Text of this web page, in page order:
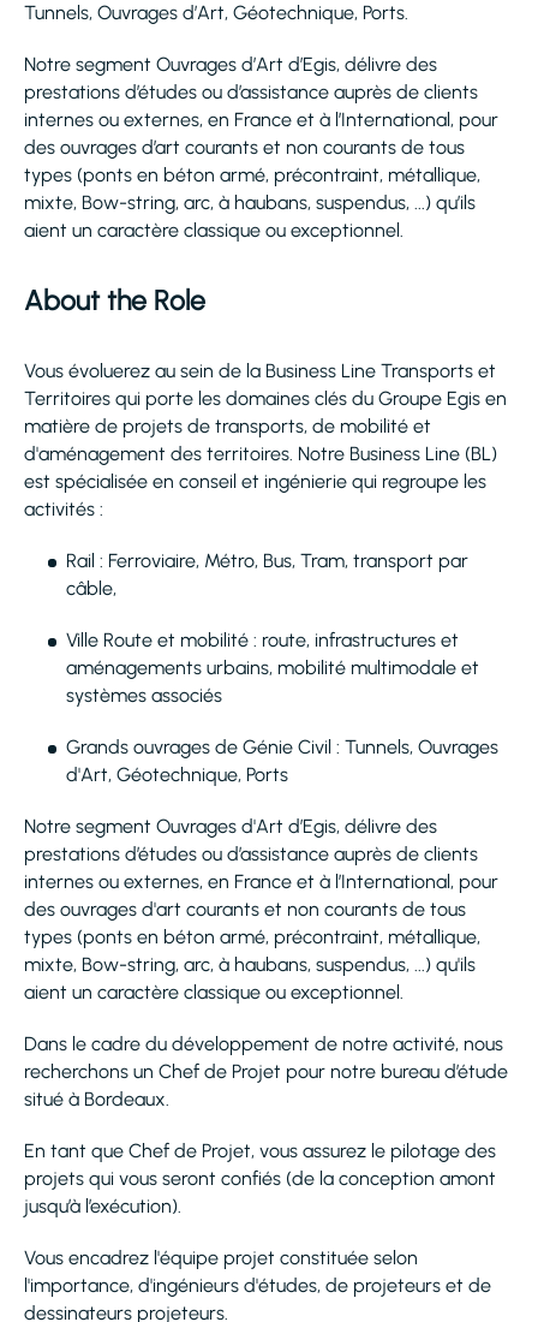
Tunnels, Ouvrages d’Art, Géotechnique, Ports.
Notre segment Ouvrages d’Art d’Egis, délivre des
prestations d’études ou d’assistance auprès de clients
internes ou externes, en France et à l’International, pour
des ouvrages d’art courants et non courants de tous
types (ponts en béton armé, précontraint, métallique,
mixte, Bow-string, arc, à haubans, suspendus, ...) qu’ils
aient un caractère classique ou exceptionnel.
About the Role
Vous évoluerez au sein de la Business Line Transports et
Territoires qui porte les domaines clés du Groupe Egis en
matière de projets de transports, de mobilité et
d'aménagement des territoires. Notre Business Line (BL)
est spécialisée en conseil et ingénierie qui regroupe les
activités :
Rail : Ferroviaire, Métro, Bus, Tram, transport par
câble,
Ville Route et mobilité : route, infrastructures et
aménagements urbains, mobilité multimodale et
systèmes associés
Grands ouvrages de Génie Civil : Tunnels, Ouvrages
d'Art, Géotechnique, Ports
Notre segment Ouvrages d'Art d’Egis, délivre des
prestations d’études ou d’assistance auprès de clients
internes ou externes, en France et à l’International, pour
des ouvrages d'art courants et non courants de tous
types (ponts en béton armé, précontraint, métallique,
mixte, Bow-string, arc, à haubans, suspendus, ...) qu'ils
aient un caractère classique ou exceptionnel.
Dans le cadre du développement de notre activité, nous
recherchons un Chef de Projet pour notre bureau d’étude
situé à Bordeaux.
En tant que Chef de Projet, vous assurez le pilotage des
projets qui vous seront confiés (de la conception amont
jusqu’à l’exécution).
Vous encadrez l'équipe projet constituée selon
l'importance, d'ingénieurs d'études, de projeteurs et de
dessinateurs projeteurs.